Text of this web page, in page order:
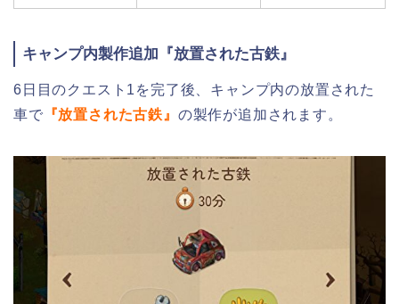
キャンプ内製作追加『放置された古鉄』
6日目のクエスト1を完了後、キャンプ内の放置された
車で 『放置された古鉄』 の製作が追加されます。